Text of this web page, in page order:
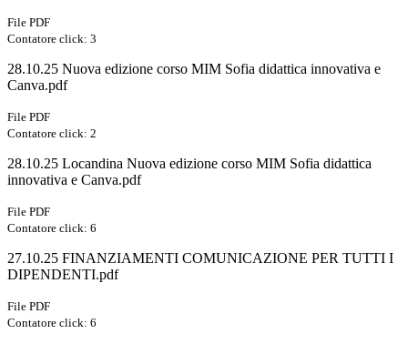
File PDF
Contatore click: 3
28.10.25 Nuova edizione corso MIM Sofia didattica innovativa e
Canva.pdf
File PDF
Contatore click: 2
28.10.25 Locandina Nuova edizione corso MIM Sofia didattica
innovativa e Canva.pdf
File PDF
Contatore click: 6
27.10.25 FINANZIAMENTI COMUNICAZIONE PER TUTTI I
DIPENDENTI.pdf
File PDF
Contatore click: 6